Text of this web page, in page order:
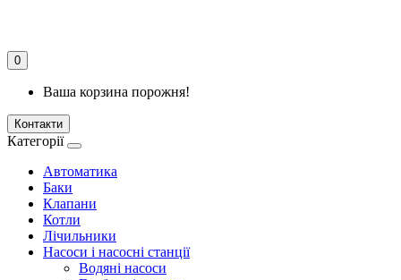
0
Ваша корзина порожня!
Контакти
Категорії
Автоматика
Баки
Клапани
Котли
Лічильники
Насоси і насосні станції
Водяні насоси